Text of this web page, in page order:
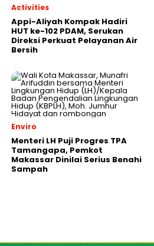
Activities
Appi-Aliyah Kompak Hadiri
HUT ke-102 PDAM, Serukan
Direksi Perkuat Pelayanan Air
Bersih
Enviro
Menteri LH Puji Progres TPA
Tamangapa, Pemkot
Makassar Dinilai Serius Benahi
Sampah